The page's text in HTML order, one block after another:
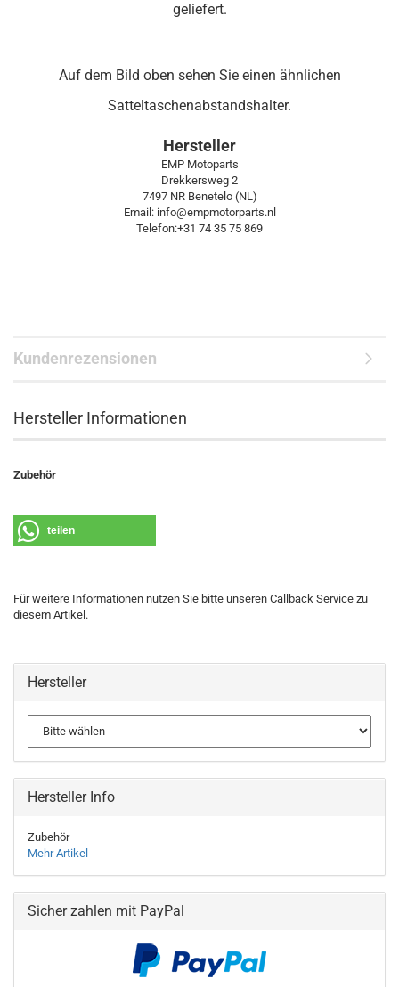
geliefert.
Auf dem Bild oben sehen Sie einen ähnlichen
Satteltaschenabstandshalter.
Hersteller
EMP Motoparts
Drekkersweg 2
7497 NR Benetelo (NL)
Email: info@empmotorparts.nl
Telefon:+31 74 35 75 869
Kundenrezensionen
Hersteller Informationen
Zubehör
teilen
Für weitere Informationen nutzen Sie bitte unseren Callback Service zu
diesem Artikel.
Hersteller
Hersteller Info
Zubehör
Mehr Artikel
Sicher zahlen mit PayPal